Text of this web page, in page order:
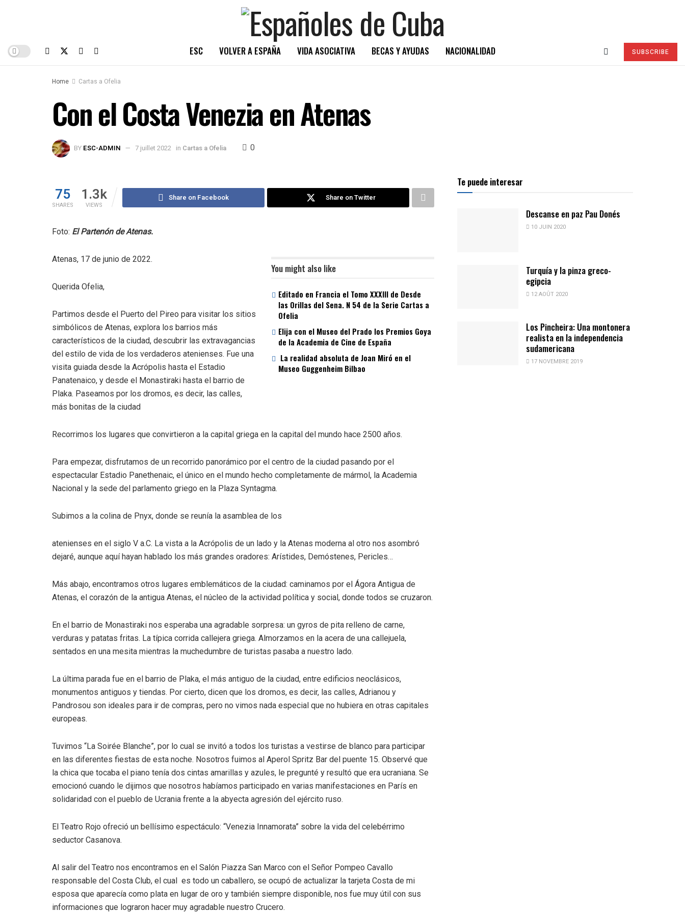
ESC VOLVER A ESPAÑA VIDA ASOCIATIVA BECAS Y AYUDAS NACIONALIDAD SUBSCRIBE
Home Cartas a Ofelia
Con el Costa Venezia en Atenas
BY ESC-ADMIN 7 juillet 2022 in Cartas a Ofelia 0
75
SHARES
1.3k
VIEWS
Share on Facebook Share on Twitter
Foto: El Partenón de Atenas.
You might also like
Editado en Francia el Tomo XXXIII de Desde
las Orillas del Sena. N 54 de la Serie Cartas a
Ofelia
Elija con el Museo del Prado los Premios Goya
de la Academia de Cine de España
La realidad absoluta de Joan Miró en el
Museo Guggenheim Bilbao
Atenas, 17 de junio de 2022.
Querida Ofelia,
Partimos desde el Puerto del Pireo para visitar los sitios
simbólicos de Atenas, explora los barrios más
característicos de la ciudad, descubrir las extravagancias
del estilo de vida de los verdaderos atenienses. Fue una
visita guiada desde la Acrópolis hasta el Estadio
Panatenaico, y desde el Monastiraki hasta el barrio de
Plaka. Paseamos por los dromos, es decir, las calles,
más bonitas de la ciudad
Recorrimos los lugares que convirtieron a la capital griega en la capital del mundo hace 2500 años.
Para empezar, disfrutamos de un recorrido panorámico por el centro de la ciudad pasando por el
espectacular Estadio Panethenaic, el único en el mundo hecho completamente de mármol, la Academia
Nacional y la sede del parlamento griego en la Plaza Syntagma.
Subimos a la colina de Pnyx, donde se reunía la asamblea de los
atenienses en el siglo V a.C. La vista a la Acrópolis de un lado y la Atenas moderna al otro nos asombró
dejaré, aunque aquí hayan hablado los más grandes oradores: Arístides, Demóstenes, Pericles…
Más abajo, encontramos otros lugares emblemáticos de la ciudad: caminamos por el Ágora Antigua de
Atenas, el corazón de la antigua Atenas, el núcleo de la actividad política y social, donde todos se cruzaron.
En el barrio de Monastiraki nos esperaba una agradable sorpresa: un gyros de pita relleno de carne,
verduras y patatas fritas. La típica corrida callejera griega. Almorzamos en la acera de una callejuela,
sentados en una mesita mientras la muchedumbre de turistas pasaba a nuestro lado.
La última parada fue en el barrio de Plaka, el más antiguo de la ciudad, entre edificios neoclásicos,
monumentos antiguos y tiendas. Por cierto, dicen que los dromos, es decir, las calles, Adrianou y
Pandrosou son ideales para ir de compras, pero no vimos nada especial que no hubiera en otras capitales
europeas.
Tuvimos “La Soirée Blanche”, por lo cual se invitó a todos los turistas a vestirse de blanco para participar
en las diferentes fiestas de esta noche. Nosotros fuimos al Aperol Spritz Bar del puente 15. Observé que
la chica que tocaba el piano tenía dos cintas amarillas y azules, le pregunté y resultó que era ucraniana. Se
emocionó cuando le dijimos que nosotros habíamos participado en varias manifestaciones en París en
solidaridad con el pueblo de Ucrania frente a la abyecta agresión del ejército ruso.
El Teatro Rojo ofreció un bellísimo espectáculo: “Venezia Innamorata” sobre la vida del celebérrimo
seductor Casanova.
Al salir del Teatro nos encontramos en el Salón Piazza San Marco con el Señor Pompeo Cavallo
responsable del Costa Club, el cual es todo un caballero, se ocupó de actualizar la tarjeta Costa de mi
esposa que aparecía como plata en lugar de oro y también siempre disponible, nos fue muy útil con sus
informaciones que lograron hacer muy agradable nuestro Crucero.
Te puede interesar
Descanse en paz Pau Donés
10 JUIN 2020
Turquía y la pinza greco-
egipcia
12 AOÛT 2020
Los Pincheira: Una montonera
realista en la independencia
sudamericana
17 NOVEMBRE 2019